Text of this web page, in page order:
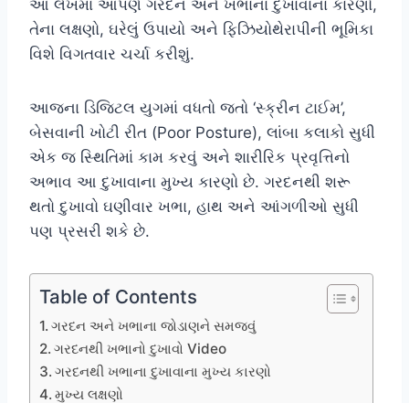
આ લેખમાં આપણે ગરદન અને ખભાના દુખાવાના કારણો,
તેના લક્ષણો, ઘરેલું ઉપાયો અને ફિઝિયોથેરાપીની ભૂમિકા
વિશે વિગતવાર ચર્ચા કરીશું.
આજના ડિજિટલ યુગમાં વધતો જતો ‘સ્ક્રીન ટાઈમ’,
બેસવાની ખોટી રીત (Poor Posture), લાંબા કલાકો સુધી
એક જ સ્થિતિમાં કામ કરવું અને શારીરિક પ્રવૃત્તિનો
અભાવ આ દુખાવાના મુખ્ય કારણો છે. ગરદનથી શરૂ
થતો દુખાવો ઘણીવાર ખભા, હાથ અને આંગળીઓ સુધી
પણ પ્રસરી શકે છે.
Table of Contents
ગરદન અને ખભાના જોડાણને સમજવું
ગરદનથી ખભાનો દુખાવો Video
ગરદનથી ખભાના દુખાવાના મુખ્ય કારણો
મુખ્ય લક્ષણો